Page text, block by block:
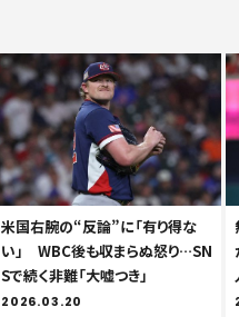
米国右腕の“反論”に「有り得な
い」 WBC後も収まらぬ怒り…SN
Sで続く非難「大嘘つき」
2026.03.20